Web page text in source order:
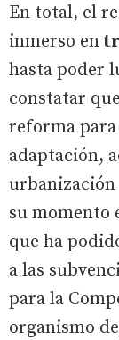
En total, el
inmerso en
hasta poder
constatar
reforma
adaptación,
su momento
que ha
a las
para la
organismo